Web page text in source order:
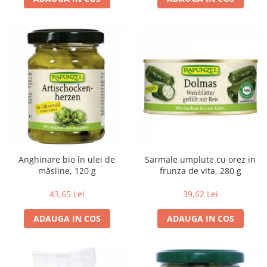
Indulcitori bio
Inghetata bio si decoratiuni
Ingrediente bio pentru copt
Masline bio si antipasti
Antipasti bio
Masline bio
Pesto bio
Musli si terci
Fulgi din cereale bio
Orez bio si leguminoase
Legume bio
Anghinare bio în ulei de
măsline, 120 g
43,65 Lei
ADAUGA IN COS
Sarmale umplute cu orez in
frunza de vita, 280 g
39,62 Lei
ADAUGA IN COS